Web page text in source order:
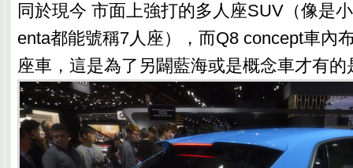
同於現今 市面上強打的多人座SUV（像是
enta都能號稱7人座），而Q8 concept車內
座車，這是為了另闢藍海或是概念車才有的